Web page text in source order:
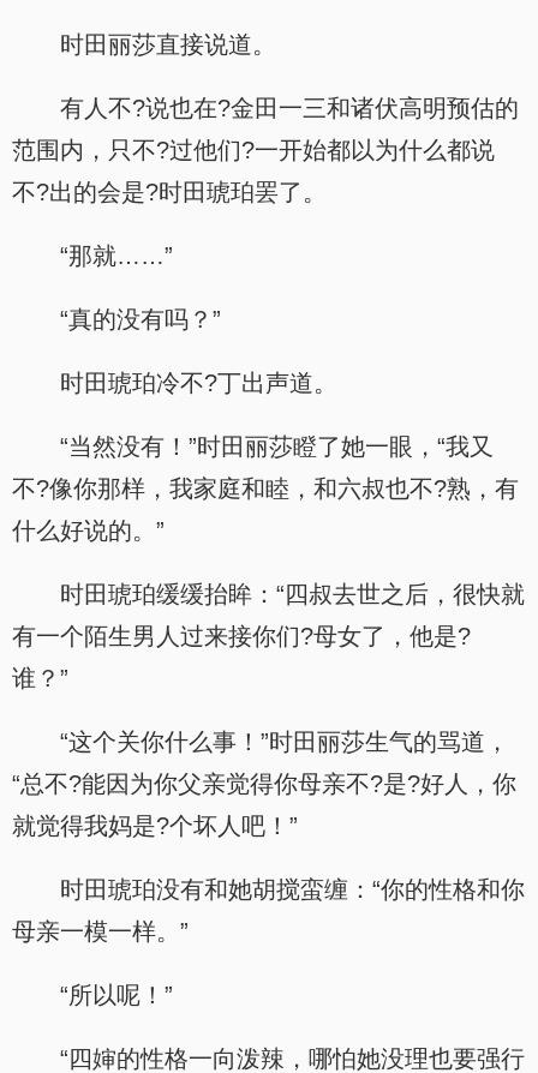
时田丽莎直接说道。
有人不?说也在?金田一三和诸伏高明预估的
范围内，只不?过他们?一开始都以为什么都说
不?出的会是?时田琥珀罢了。
“那就……”
“真的没有吗？”
时田琥珀冷不?丁出声道。
“当然没有！”时田丽莎瞪了她一眼，“我又
不?像你那样，我家庭和睦，和六叔也不?熟，有
什么好说的。”
时田琥珀缓缓抬眸：“四叔去世之后，很快就
有一个陌生男人过来接你们?母女了，他是?
谁？”
“这个关你什么事！”时田丽莎生气的骂道，
“总不?能因为你父亲觉得你母亲不?是?好人，你
就觉得我妈是?个坏人吧！”
时田琥珀没有和她胡搅蛮缠：“你的性格和你
母亲一模一样。”
“所以呢！”
“四婶的性格一向泼辣，哪怕她没理也要强行